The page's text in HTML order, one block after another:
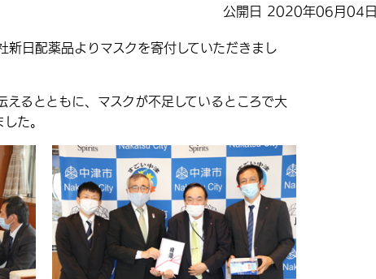
公開日 2020年06月04日
日配薬品よりマスクを寄付していただきまし
るとともに、マスクが不足しているところで大
た。